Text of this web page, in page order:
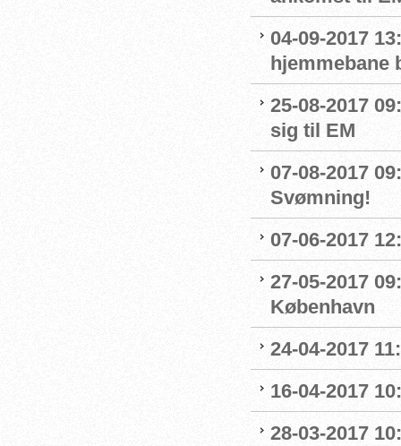
04-09-2017
hjemmebane
25-08-2017
sig til EM
07-08-2017
Svømning!
07-06-2017
27-05-2017
København
24-04-2017
16-04-2017
28-03-2017